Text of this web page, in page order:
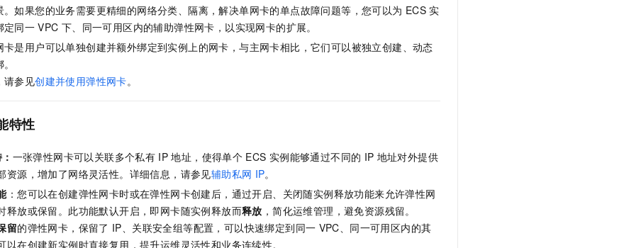
。如果您的业务需要更精细的网络分类、隔离，解决单网卡的单点故障问题等，您可以为 ECS 实
定同一 VPC 下、同一可用区内的辅助弹性网卡，以实现网卡的扩展。
卡是用户可以单独创建并额外绑定到实例上的网卡，与主网卡相比，它们可以被独立创建、动态
请参见创建并使用弹性网卡。
特性
一张弹性网卡可以关联多个私有 IP 地址，使得单个 ECS 实例能够通过不同的 IP 地址对外提供
资源，增加了网络灵活性。详细信息，请参见辅助私网 IP。
：您可以在创建弹性网卡时或在弹性网卡创建后，通过开启、关闭随实例释放功能来允许弹性网
释放或保留。此功能默认开启，即网卡随实例释放而释放 ，简化运维管理，避免资源残留。
留的弹性网卡，保留了 IP、关联安全组等配置，可以快速绑定到同一 VPC、同一可用区内的其
以在创建新实例时直接复用，提升运维灵活性和业务连续性。
个人版上线、团队版降价；千问3.8-Max首发发尝鲜
的模型效果
丰富多元化的应用模版和解决方案
大模型服务平台百炼-智能体
灵活可视化地构建企业级 Agent
人工智能平台 PAI
面向真实软件的智能体编程平台
万有无界
企业级人与Agent协作平台，接入和调度多个数字员工
AI 应用
依托云原生高可用架构,实现Dify私有化部署
一个 AI 助手
在企业官网、通讯软件中为客户提供 AI 客服
10分钟微调：让0.6B模型媲美235B模型
用1%尺寸在特定领域达到大模型90%以上效果
即刻拥有 DeepSeek-R1 满血版
多种方案随心选，轻松解锁专属 DeepSeek
多模态数据信息提取
从文本、图片、视频中提取结构化的属性信息
超强辅助，Bolt.diy 一步搞定创意建站
提升
财税管理
400电话
模板建站
定制建站